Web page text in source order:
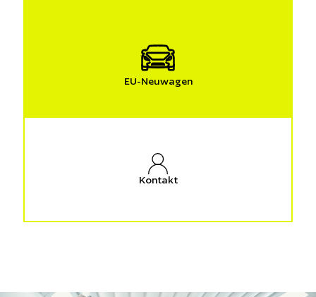
EU-Neuwagen
Kontakt